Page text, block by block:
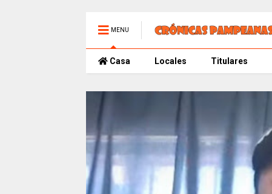
MENU
Casa Locales Titulares